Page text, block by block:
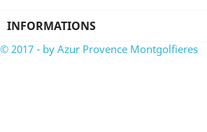
INFORMATIONS
© 2017 - by Azur Provence Montgolfieres